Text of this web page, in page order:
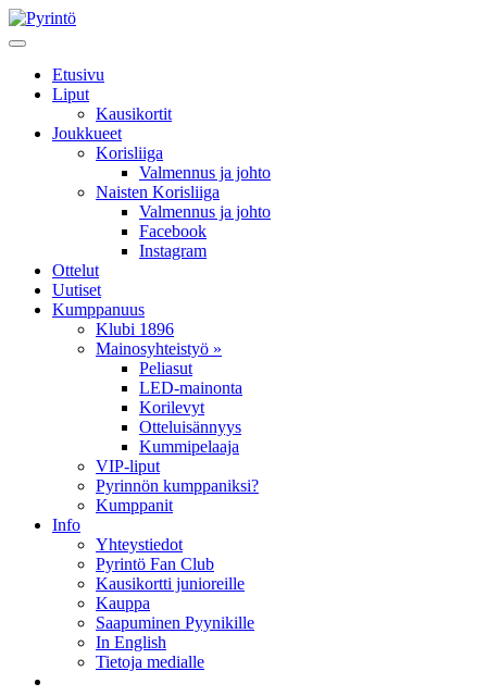
Etusivu
Liput
Kausikortit
Joukkueet
Korisliiga
Valmennus ja johto
Naisten Korisliiga
Valmennus ja johto
Facebook
Instagram
Ottelut
Uutiset
Kumppanuus
Klubi 1896
Mainosyhteistyö »
Peliasut
LED-mainonta
Korilevyt
Otteluisännyys
Kummipelaaja
VIP-liput
Pyrinnön kumppaniksi?
Kumppanit
Info
Yhteystiedot
Pyrintö Fan Club
Kausikortti junioreille
Kauppa
Saapuminen Pyynikille
In English
Tietoja medialle